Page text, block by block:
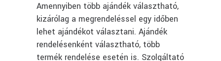
Amennyiben több ajándék választható,
kizárólag a megrendeléssel egy időben
lehet ajándékot választani. Ajándék
rendelésenként választható, több
termék rendelése esetén is. Szolgáltató